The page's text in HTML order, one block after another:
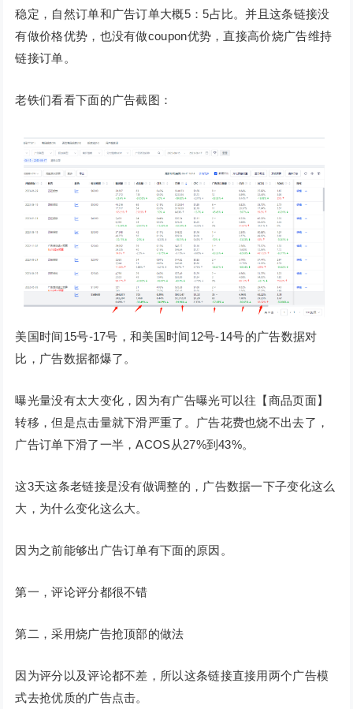
稳定，自然订单和广告订单大概5：5占比。并且这条链接没
有做价格优势，也没有做coupon优势，直接高价烧广告维持
链接订单。
老铁们看看下面的广告截图：
美国时间15号-17号，和美国时间12号-14号的广告数据对
比，广告数据都爆了。
曝光量没有太大变化，因为有广告曝光可以往【商品页面】
转移，但是点击量就下滑严重了。广告花费也烧不出去了，
广告订单下滑了一半，ACOS从27%到43%。
这3天这条老链接是没有做调整的，广告数据一下子变化这么
大，为什么变化这么大。
因为之前能够出广告订单有下面的原因。
第一，评论评分都很不错
第二，采用烧广告抢顶部的做法
因为评分以及评论都不差，所以这条链接直接用两个广告模
式去抢优质的广告点击。